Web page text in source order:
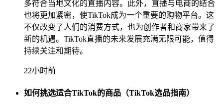
多符合当地文化的直播内容。此外，直播与电商的结合
也将更加紧密，使TikTok成为一个重要的购物平台。这
不仅改变了人们的消费方式，也为创作者和商家带来了
新的机遇。TikTok直播的未来发展充满无限可能，值得
持续关注和期待。
22小时前
如何挑选适合TikTok的商品（TikTok选品指南）